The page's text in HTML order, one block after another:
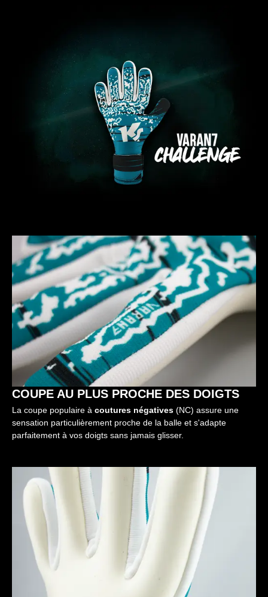
COUPE AU PLUS PROCHE DES DOIGTS
La coupe populaire à coutures négatives (NC) assure une
sensation particulièrement proche de la balle et s'adapte
parfaitement à vos doigts sans jamais glisser.